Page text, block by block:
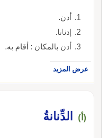
أدن.
إدنانا.
أدن بالمكان : أقام به.
عرض المزيد
(أ) الدِّنانةُ